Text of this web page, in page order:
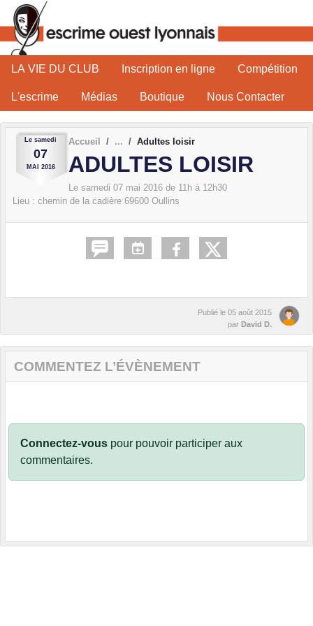
LA VIE DU CLUB Inscription en ligne Compétition
L'escrime Médias Boutique Nous Contacter
Le samedi
07
MAI 2016
Accueil Adultes loisir
ADULTES LOISIR
Le samedi 07 mai 2016 de 11h à 12h30
Lieu : chemin de la cadière 69600 Oullins
Publié le 05 août 2015
par David D.
COMMENTEZ L’ÉVÈNEMENT
Connectez-vous pour pouvoir participer aux
commentaires.
Panneau de gestion des cookies